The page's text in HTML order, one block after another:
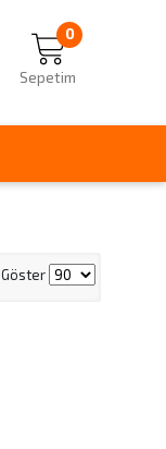
0
Sepetim
Göster